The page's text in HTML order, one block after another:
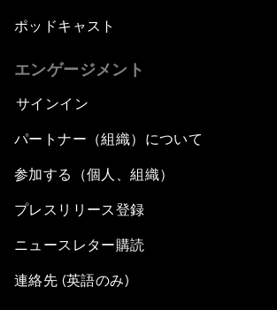
ポッドキャスト
エンゲージメント
サインイン
パートナー（組織）について
参加する（個人、組織）
プレスリリース登録
ニュースレター購読
連絡先 (英語のみ)